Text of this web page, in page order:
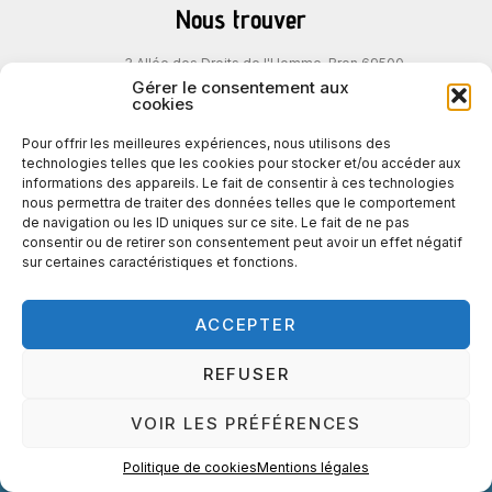
Gérer le consentement aux
cookies
Pour offrir les meilleures expériences, nous utilisons des
technologies telles que les cookies pour stocker et/ou accéder aux
informations des appareils. Le fait de consentir à ces technologies
nous permettra de traiter des données telles que le comportement
de navigation ou les ID uniques sur ce site. Le fait de ne pas
consentir ou de retirer son consentement peut avoir un effet négatif
sur certaines caractéristiques et fonctions.
ACCEPTER
REFUSER
VOIR LES PRÉFÉRENCES
Politique de cookiesMentions légales
Nous trouver
3 Allée des Droits de l'Homme, Bron 69500
Accès TCL : Tram T5 arrêt Chassieu ZAC
du Chêne
Nous contacter
04 78 95 35 48
Emploi
Recrutement d'alternant